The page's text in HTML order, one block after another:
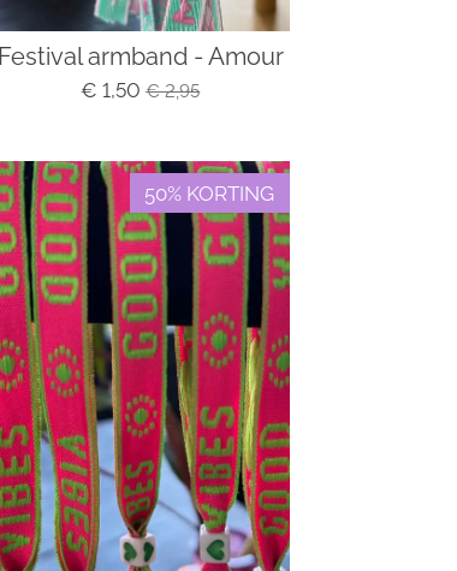
Festival armband - Amour
€ 1,50 € 2,95
50% KORTING